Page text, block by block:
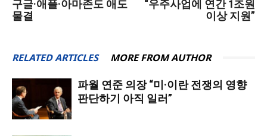
구글·애플·아마존도 애도
물결
“우주사업에 연간 1조원
이상 지원”
RELATED ARTICLES MORE FROM AUTHOR
파월 연준 의장 “미·이란 전쟁의 영향
판단하기 아직 일러”